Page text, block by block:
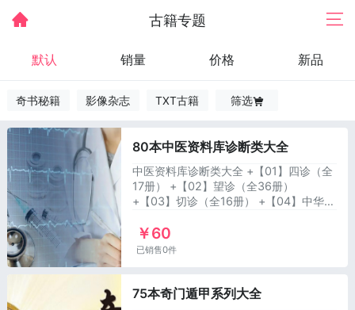
古籍专题
默认 销量 价格 新品
奇书秘籍 影像杂志 TXT古籍 筛选
80本中医资料库诊断类大全
中医资料库诊断类大全 +【01】四诊（全
17册） +【02】望诊（全36册）
+【03】切诊（全16册） +【04】中华医
诊断学（2册） +【06】穴位诊断（全4
册）
￥60
已销售0件
75本奇门遁甲系列大全